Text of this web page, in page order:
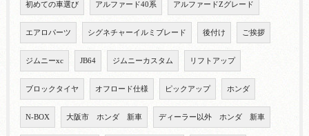
初めての車選び アルファード40系 アルファードZグレード
エアロパーツ シグネチャーイルミブレード 後付け ご挨拶
ジムニーxc JB64 ジムニーカスタム リフトアップ
ブロックタイヤ オフロード仕様 ピックアップ ホンダ
N-BOX 大阪市 ホンダ 新車 ディーラー以外 ホンダ 新車